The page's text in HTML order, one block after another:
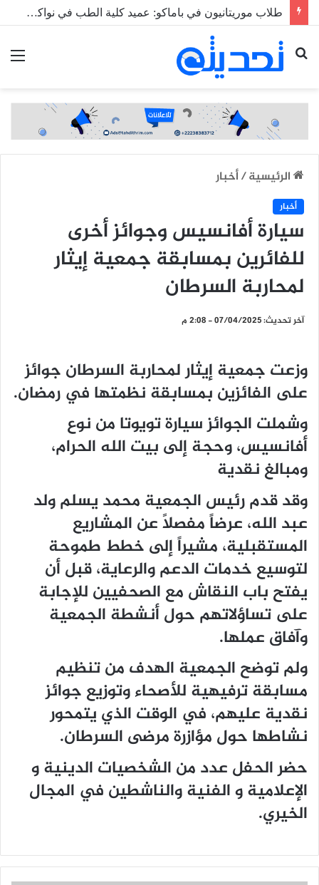
طلاب موريتانيون في باماكو: عميد كلية الطب في نواكشوط رفض دمجنا بحجة أن “لا حرب في مالي”
بحث
عن
الرئيسية/أخبار
أخبار
سيارة أفانسيس وجوائز أخرى
للفائرين بمسابقة جمعية إيثار
لمحاربة السرطان
آخر تحديث: 07/04/2025 - 2:08 م
وزعت جمعية إيثار لمحاربة السرطان جوائز
على الفائزين بمسابقة نظمتها في رمضان.
وشملت الجوائز سيارة تويوتا من نوع
أفانسيس، وحجة إلى بيت الله الحرام،
ومبالغ نقدية
وقد قدم رئيس الجمعية محمد يسلم ولد
عبد الله، عرضاً مفصلاً عن المشاريع
المستقبلية، مشيراً إلى خطط طموحة
لتوسيع خدمات الدعم والرعاية، قبل أن
يفتح باب النقاش مع الصحفيين للإجابة
على تساؤلاتهم حول أنشطة الجمعية
وآفاق عملها.
ولم توضح الجمعية الهدف من تنظيم
مسابقة ترفيهية للأصحاء وتوزيع جوائز
نقدية عليهم، في الوقت الذي يتمحور
نشاطها حول مؤازرة مرضى السرطان.
حضر الحفل عدد من الشخصيات الدينية و
الإعلامية و الفنية والناشطين في المجال
الخيري.